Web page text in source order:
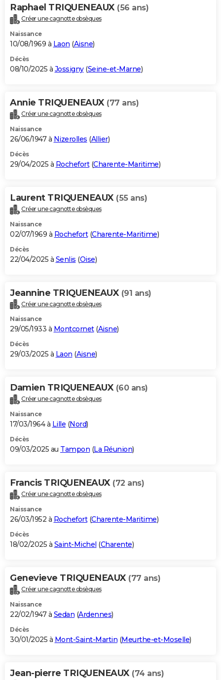
Carte de Noël
Carte Bonne année
Carte Saint-Valentin
Carte Pâques
Carte d'anniversaire
DICTIONNAIRE
Dictionnaire
Biographies
Citations
Expressions
Proverbes
PROGRAMME TV
S'inscrire
Se connecter
Lycées
Collèges
Primaires
Universités
Entreprises
Service militaire
Avis de recherche
AVIS DE DÉCÈS
Bricolage
Lifestyle
Culture
Sport
Auto
Television
Voyage
Cinema
Raphael TRIQUENEAUX (56 ans)
Créer une cagnotte obsèques
Naissance
10/08/1969 à Laon (Aisne)
Décès
08/10/2025 à Jossigny(Seine-et-Marne)
Annie TRIQUENEAUX (77 ans)
Créer une cagnotte obsèques
Naissance
26/06/1947 à Nizerolles (Allier)
Décès
29/04/2025 à Rochefort(Charente-Maritime)
Laurent TRIQUENEAUX (55 ans)
Créer une cagnotte obsèques
Naissance
02/07/1969 à Rochefort(Charente-Maritime)
Décès
22/04/2025 à Senlis (Oise)
Jeannine TRIQUENEAUX (91 ans)
Créer une cagnotte obsèques
Naissance
29/05/1933 à Montcornet(Aisne)
Décès
29/03/2025 à Laon (Aisne)
Damien TRIQUENEAUX (60 ans)
Créer une cagnotte obsèques
Naissance
17/03/1964 à Lille (Nord)
Décès
09/03/2025 au Tampon (La Réunion)
Francis TRIQUENEAUX (72 ans)
Créer une cagnotte obsèques
Naissance
26/03/1952 à Rochefort(Charente-Maritime)
Décès
18/02/2025 à Saint-Michel (Charente)
Genevieve TRIQUENEAUX (77 ans)
Créer une cagnotte obsèques
Naissance
22/02/1947 à Sedan (Ardennes)
Décès
30/01/2025 à Mont-Saint-Martin (Meurthe-et-Moselle)
Jean-pierre TRIQUENEAUX (74 ans)